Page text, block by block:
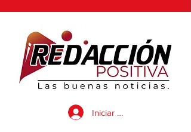
Iniciar sesión